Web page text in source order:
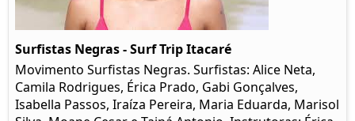
Surfistas Negras - Surf Trip Itacaré
Movimento Surfistas Negras. Surfistas: Alice Neta,
Camila Rodrigues, Érica Prado, Gabi Gonçalves,
Isabella Passos, Iraíza Pereira, Maria Eduarda, Marisol